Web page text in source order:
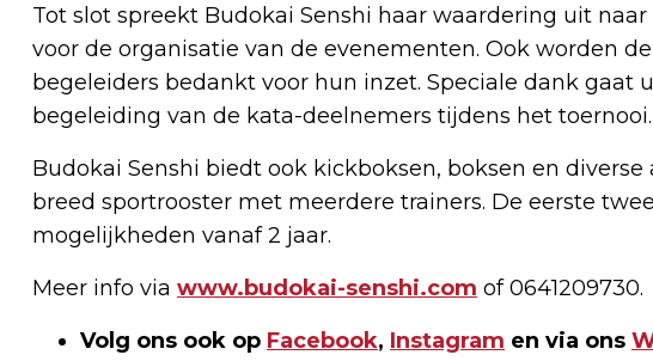
Tot slot spreekt Budokai Senshi haar waardering uit
voor de organisatie van de evenementen. Ook worden
begeleiders bedankt voor hun inzet. Speciale dank gaat
begeleiding van de kata-deelnemers tijdens het toernooi.
Budokai Senshi biedt ook kickboksen, boksen en
breed sportrooster met meerdere trainers. De eerste
mogelijkheden vanaf 2 jaar.
Meer info via www.budokai-senshi.com of 0641209730.
Volg ons ook op Facebook, Instagram en via ons